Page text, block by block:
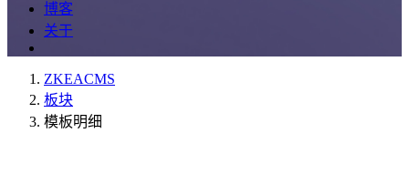
博客
关于
ZKEACMS
板块
模板明细